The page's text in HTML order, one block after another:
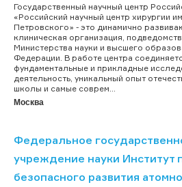
Государственный научный центр
«Российский научный центр хирургии
Петровского» - это динамично
клиническая организация,
Министерства науки и высшего
Федерации. В работе центра
фундаментальные и прикладные
деятельность, уникальный опыт
школы и самые соврем...
Москва
Федеральное
учреждение науки Институт
безопасного развития